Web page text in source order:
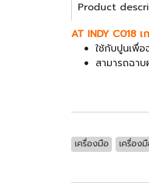
Product
AT INDY C018
ใช้กับปูนเพื่อ
สามารถฉา
เครื่องมือ เครื่อง